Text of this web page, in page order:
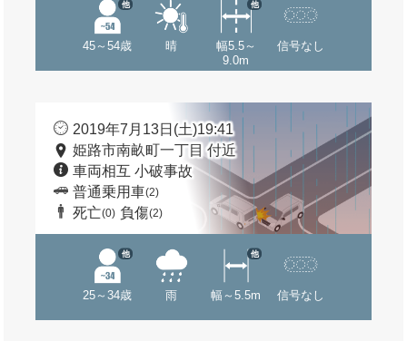
45～54歳
他
晴
幅5.5～
9.0m
他
信号なし
2019年7月13日(土)19:41
姫路市南畝町一丁目 付近
車両相互 小破事故
普通乗用車(2)
死亡(0) 負傷(2)
25～34歳
他
雨 幅～5.5m
他
信号なし